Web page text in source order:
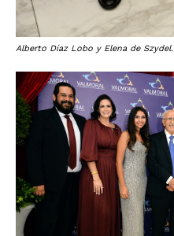
Alberto Díaz Lobo y Elena de Szydel.